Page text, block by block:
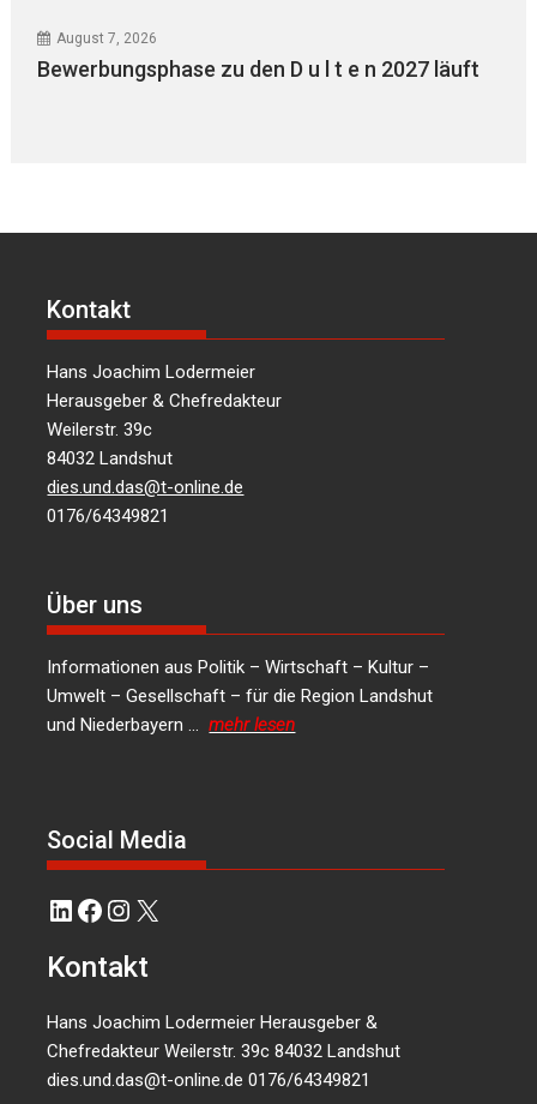
August 7, 2026
Bewerbungsphase zu den D u l t e n 2027 läuft
Kontakt
Hans Joachim Lodermeier
Herausgeber & Chefredakteur
Weilerstr. 39c
84032 Landshut
dies.und.das@t-online.de
0176/64349821
Über uns
Informationen aus Politik – Wirtschaft – Kultur –
Umwelt – Gesellschaft – für die Region Landshut
und Niederbayern …mehr lesen
Social Media
LinkedIn
Facebook
Instagram
X
Kontakt
Hans Joachim Lodermeier Herausgeber &
Chefredakteur Weilerstr. 39c 84032 Landshut
dies.und.das@t-online.de 0176/64349821